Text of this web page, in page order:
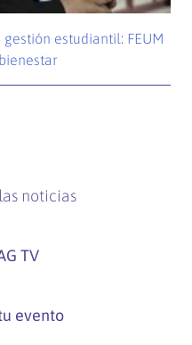
estudiantil: FEUM
noticias
TV
evento